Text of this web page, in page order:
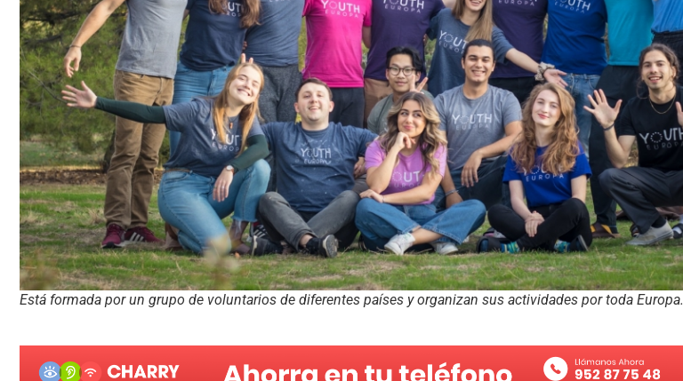
Está formada por un grupo de voluntarios de diferentes países y organizan sus actividades por toda Europa.